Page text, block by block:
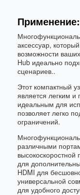
Применение:
аксессуар,
возможности
Hub идеально
сценариев..
Этот компактный
является легким и
идеальным для
позволяет легко
ограничений.
различными
для
HDMI для
универсальной
для удобного